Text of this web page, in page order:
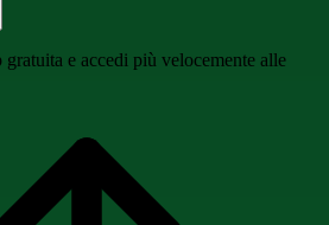
e accedi più velocemente alle